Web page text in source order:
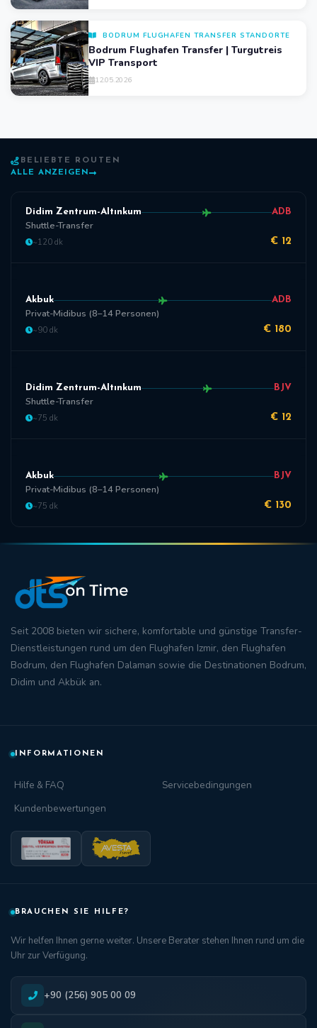
BODRUM FLUGHAFEN TRANSFER STANDORTE
Bodrum Flughafen Transfer | Turgutreis
VIP Transport
12.05.2026
BELIEBTE ROUTEN
ALLE ANZEIGEN
Didim Zentrum-Altınkum ADB
Shuttle-Transfer
~120 dk € 12
Akbuk ADB
Privat-Midibus (8–14 Personen)
~90 dk € 180
Didim Zentrum-Altınkum BJV
Shuttle-Transfer
~75 dk € 12
Akbuk BJV
Privat-Midibus (8–14 Personen)
~75 dk € 130
Seit 2008 bieten wir sichere, komfortable und günstige Transfer-
Dienstleistungen rund um den Flughafen Izmir, den Flughafen
Bodrum, den Flughafen Dalaman sowie die Destinationen Bodrum,
Didim und Akbük an.
INFORMATIONEN
Hilfe & FAQ
Servicebedingungen
Kundenbewertungen
BRAUCHEN SIE HILFE?
Wir helfen Ihnen gerne weiter. Unsere Berater stehen Ihnen rund um die
Uhr zur Verfügung.
+90 (256) 905 00 09